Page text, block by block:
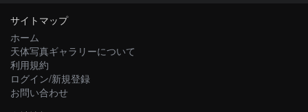
サイトマップ
ホーム
天体写真ギャラリーについて
利用規約
ログイン/新規登録
お問い合わせ